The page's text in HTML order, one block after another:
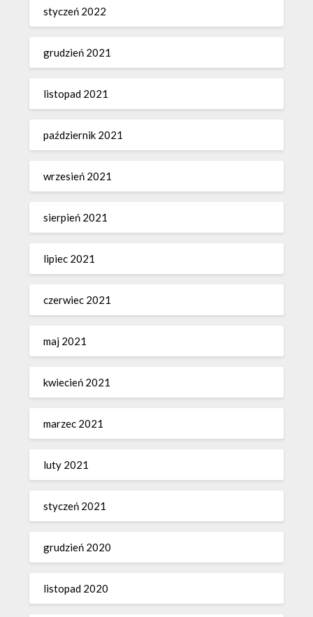
styczeń 2022
grudzień 2021
listopad 2021
październik 2021
wrzesień 2021
sierpień 2021
lipiec 2021
czerwiec 2021
maj 2021
kwiecień 2021
marzec 2021
luty 2021
styczeń 2021
grudzień 2020
listopad 2020